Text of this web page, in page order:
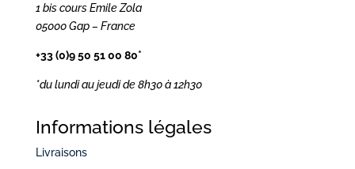
1 bis cours Emile Zola
05000 Gap – France
+33 (0)9 50 51 00 80*
*du lundi au jeudide 8h30 à 12h30
Informations légales
Livraisons